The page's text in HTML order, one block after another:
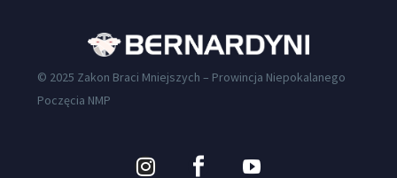
© 2025 Zakon Braci Mniejszych – Prowincja Niepokalanego
Poczęcia NMP